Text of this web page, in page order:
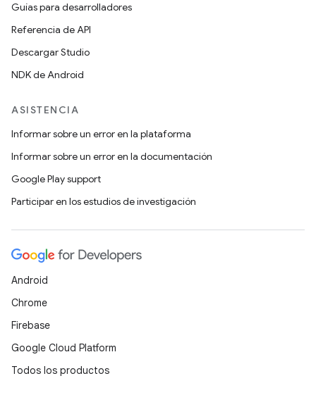
Guías para desarrolladores
Referencia de API
Descargar Studio
NDK de Android
ASISTENCIA
Informar sobre un error en la plataforma
Informar sobre un error en la documentación
Google Play support
Participar en los estudios de investigación
Android
Chrome
Firebase
Google Cloud Platform
Todos los productos